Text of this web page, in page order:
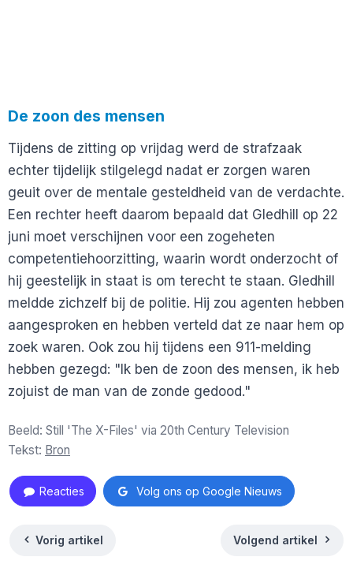
De zoon des mensen
Tijdens de zitting op vrijdag werd de strafzaak
echter tijdelijk stilgelegd nadat er zorgen waren
geuit over de mentale gesteldheid van de verdachte.
Een rechter heeft daarom bepaald dat Gledhill op 22
juni moet verschijnen voor een zogeheten
competentiehoorzitting, waarin wordt onderzocht of
hij geestelijk in staat is om terecht te staan. Gledhill
meldde zichzelf bij de politie. Hij zou agenten hebben
aangesproken en hebben verteld dat ze naar hem op
zoek waren. Ook zou hij tijdens een 911-melding
hebben gezegd: "Ik ben de zoon des mensen, ik heb
zojuist de man van de zonde gedood."
Beeld: Still 'The X-Files' via 20th Century Television
Tekst: Bron
Reacties Volg ons op Google Nieuws
Vorig artikel Volgend artikel